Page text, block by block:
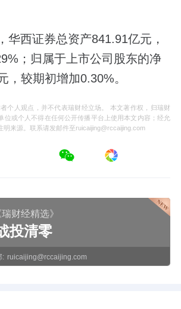
华西证券总资产841.91亿元，
；归属于上市公司股东的净
，较期初增加0.30%。
个人观点，并不代表瑞财经立场。 本文著作权，归瑞财
位或个人不得在任何公开传播平台上使用本文内容；经允
明来源。联系请发邮件至ruicaijing@rccaijing.com
瑞财经精选》
投清零
: ruicaijing@rccaijing.com